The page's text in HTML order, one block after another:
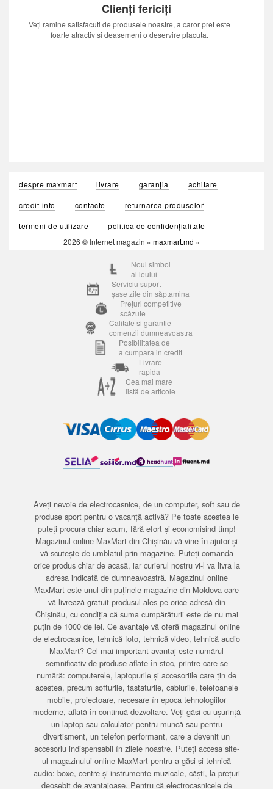
Clienți fericiți
Veți ramine satisfacuti de produsele noastre, a caror pret este
foarte atractiv si deasemeni o deservire placuta.
despre maxmart livrare garanția
achitare
credit-info
contacte
returnarea produselor
termeni de utilizare
politica de confidențialitate
2026 © Internet magazin « maxmart.md »
Noul simbol
al leului
Serviciu suport
șase zile din săptamina
Prețuri competitive
scăzute
Calitate si garantie
comenzii dumneavoastra
Posibilitatea de
a cumpara in credit
Livrare
rapida
Cea mai mare
listă de articole
Aveți nevoie de electrocasnice, de un computer, soft sau de
produse sport pentru o vacanță activă? Pe toate acestea le
puteți procura chiar acum, fără efort și economisind timp!
Magazinul online MaxMart din Chișinău vă vine în ajutor și
vă scutește de umblatul prin magazine. Puteți comanda
orice produs chiar de acasă, iar curierul nostru vi-l va livra la
adresa indicată de dumneavoastră. Magazinul online
MaxMart este unul din puținele magazine din Moldova care
vă livrează gratuit produsul ales pe orice adresă din
Chișinău, cu condiția că suma cumpărăturii este de nu mai
puțin de 1000 de lei. Ce avantaje vă oferă magazinul online
de electrocasnice, tehnică foto, tehnică video, tehnică audio
MaxMart? Cel mai important avantaj este numărul
semnificativ de produse aflate în stoc, printre care se
numără: computerele, laptopurile și accesoriile care țin de
acestea, precum softurile, tastaturile, cablurile, telefoanele
mobile, proiectoare, necesare în epoca tehnologiilor
moderne, aflată în continuă dezvoltare. Veți găsi cu ușurință
un laptop sau calculator pentru muncă sau pentru
divertisment, un telefon performant, care a devenit un
accesoriu indispensabil în zilele noastre. Puteți accesa site-
ul magazinului online MaxMart pentru a găsi și tehnică
audio: boxe, centre și instrumente muzicale, căști, la prețuri
deosebit de avantajoase. Pentru că electrocasnicele de